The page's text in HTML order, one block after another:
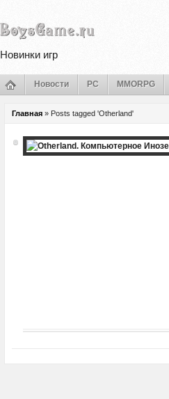
Новинки игр
Новости PC MMORPG
Главная » Posts tagged 'Otherland'